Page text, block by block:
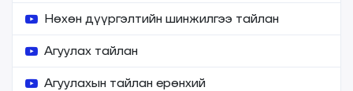
Нөхөн дүүргэлтийн шинжилгээ тайлан
Агуулах тайлан
Агуулахын тайлан ерөнхий